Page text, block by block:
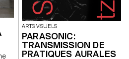
ARTS VISUELS
PARASONIC:
TRANSMISSION DE
PRATIQUES AURALES